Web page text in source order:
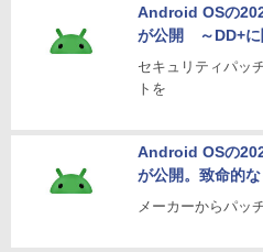
Android OSの
が公開 ～DD+に
セキュリティパッ
トを
Android OSの
が公開。致命的
メーカーからパッ